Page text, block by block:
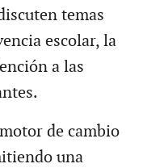
temas
escolar, la
a las
de cambio
una